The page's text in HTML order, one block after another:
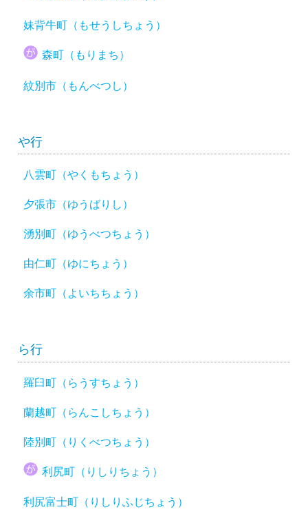
妹背牛町（もせうしちょう）
森町（もりまち）
紋別市（もんべつし）
や行
八雲町（やくもちょう）
夕張市（ゆうばりし）
湧別町（ゆうべつちょう）
由仁町（ゆにちょう）
余市町（よいちちょう）
ら行
羅臼町（らうすちょう）
蘭越町（らんこしちょう）
陸別町（りくべつちょう）
利尻町（りしりちょう）
利尻富士町（りしりふじちょう）